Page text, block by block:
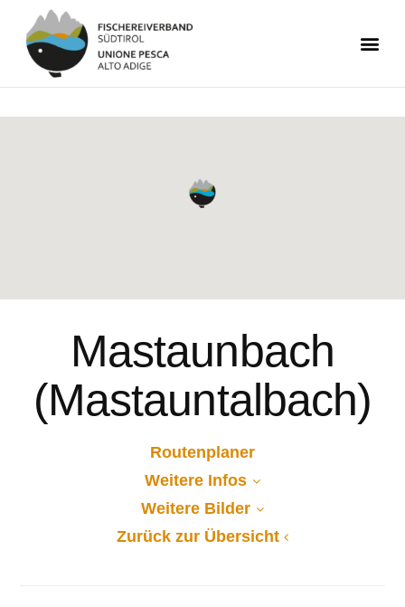
Mastaunbach
(Mastauntalbach)
Routenplaner
Weitere Infos
Weitere Bilder
Zurück zur Übersicht